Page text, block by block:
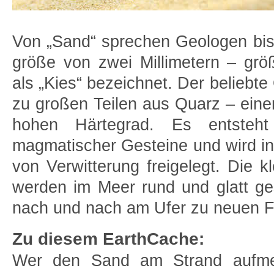
Von „Sand“ sprechen Geologen
größe von zwei Millimetern –
als „Kies“ bezeichnet. Der
zu großen Teilen aus Quarz –
hohen Härte­grad. Es
magmatischer Gesteine und wird
von Verwitterung freigelegt. Die
werden im Meer rund und glatt
nach und nach am Ufer zu neuen
Zu diesem EarthCache:
Wer den Sand am Strand